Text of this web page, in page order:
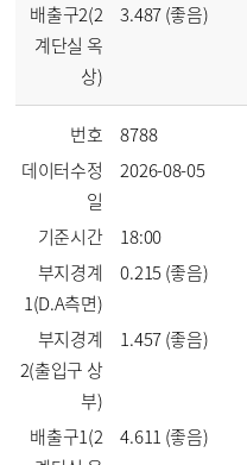
배출구2(2
계단실 옥
상)
3.487 (좋음)
번호
8788
데이터수정
일
2026-08-05
기준시간
18:00
부지경계
1(D.A측면)
0.215 (좋음)
부지경계
2(출입구 상
부)
1.457 (좋음)
배출구1(2
4.611 (좋음)